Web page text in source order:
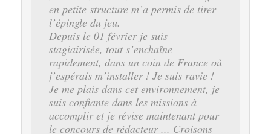
en petite structure m’a permis de tirer
l’épingle du jeu.
Depuis le 01 février je suis
stagiairisée, tout s’enchaîne
rapidement, dans un coin de France où
j’espérais m’installer ! Je suis ravie !
Je me plais dans cet environnement, je
suis confiante dans les missions à
accomplir et je révise maintenant pour
le concours de rédacteur ... Croisons